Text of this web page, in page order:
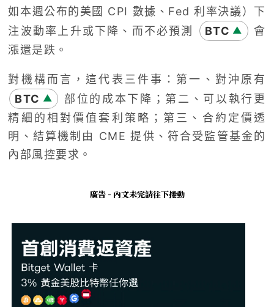
如本週公布的美國 CPI 數據、Fed 利率決議）下
注波動率上升或下降、而不必預測
BTC ▲
會
漲還是跌。
對機構而言，這代表三件事：第一、對沖原有
BTC ▲
部位的成本下降；第二、可以執行更
精細的相對價值套利策略；第三、合約定價透
明、結算機制由 CME 提供、符合受監管基金的
內部風控要求。
廣告 - 內文未完請往下捲動